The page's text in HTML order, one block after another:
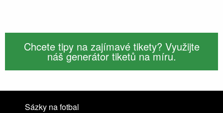
Chcete tipy na zajímavé tikety? Využijte
náš generátor tiketů na míru.
Sázky na fotbal